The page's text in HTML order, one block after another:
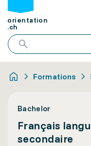
orientation
.ch
Formations
Bachelor
Français
secondaire